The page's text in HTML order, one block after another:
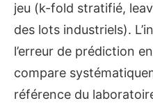
jeu (k-fold stratifié,
des lots industriels).
l’erreur de prédiction
compare
référence du